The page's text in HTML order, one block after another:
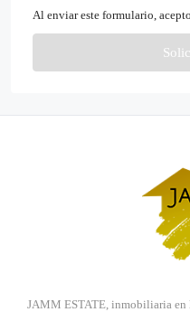
Al enviar este formulario, acepto
JAMM ESTATE, inmobiliaria en